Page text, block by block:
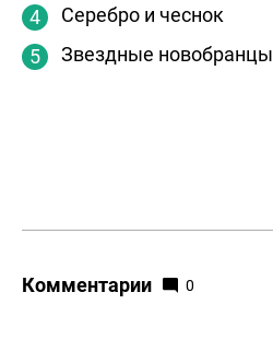
Серебро и чеснок
Звездные новобранцы
Комментарии 0